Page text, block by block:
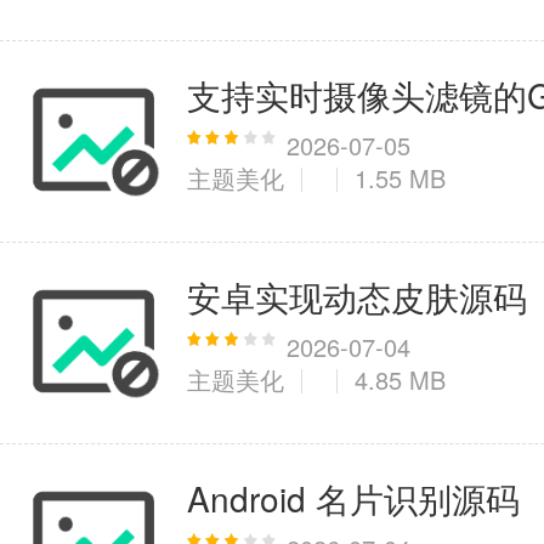
支持实时摄像头滤镜的
2026-07-05
主题美化
1.55 MB
安卓实现动态皮肤源码
2026-07-04
主题美化
4.85 MB
Android 名片识别源码